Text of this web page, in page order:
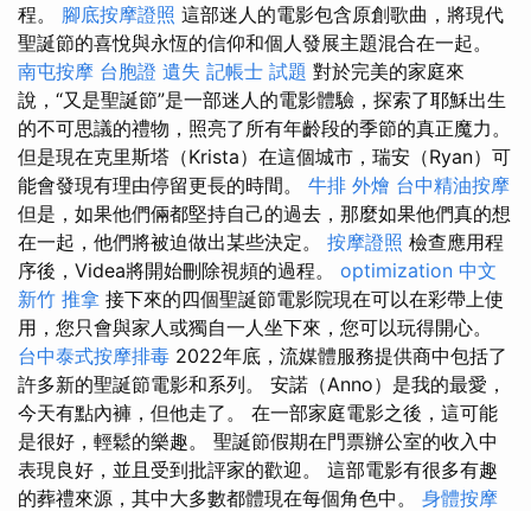
程。 腳底按摩證照 這部迷人的電影包含原創歌曲，將現代
聖誕節的喜悅與永恆的信仰和個人發展主題混合在一起。
南屯按摩 台胞證 遺失 記帳士 試題 對於完美的家庭來
說，“又是聖誕節”是一部迷人的電影體驗，探索了耶穌出生
的不可思議的禮物，照亮了所有年齡段的季節的真正魔力。
但是現在克里斯塔（Krista）在這個城市，瑞安（Ryan）可
能會發現有理由停留更長的時間。 牛排 外燴 台中精油按摩
但是，如果他們倆都堅持自己的過去，那麼如果他們真的想
在一起，他們將被迫做出某些決定。 按摩證照 檢查應用程
序後，Videa將開始刪除視頻的過程。 optimization 中文
新竹 推拿 接下來的四個聖誕節電影院現在可以在彩帶上使
用，您只會與家人或獨自一人坐下來，您可以玩得開心。
台中泰式按摩排毒 2022年底，流媒體服務提供商中包括了
許多新的聖誕節電影和系列。 安諾（Anno）是我的最愛，
今天有點內褲，但他走了。 在一部家庭電影之後，這可能
是很好，輕鬆的樂趣。 聖誕節假期在門票辦公室的收入中
表現良好，並且受到批評家的歡迎。 這部電影有很多有趣
的葬禮來源，其中大多數都體現在每個角色中。 身體按摩